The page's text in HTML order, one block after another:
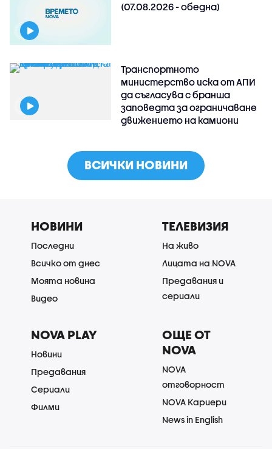
(07.08.2026 - обедна)
Транспортното
министерство иска от АПИ
да съгласува с бранша
заповедта за ограничаване
движението на камиони
ВСИЧКИ НОВИНИ
НОВИНИ
Последни
Всичко от днес
Моята новина
Видео
ТЕЛЕВИЗИЯ
На живо
Лицата на NOVA
Предавания и
сериали
NOVA PLAY
Новини
Предавания
Сериали
Филми
ОЩЕ ОТ
NOVA
NOVA
отговорност
NOVA Кариери
News in English